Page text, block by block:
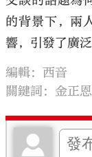
的背景下，兩
響，引發了廣泛
編輯：西音
關鍵詞：金正恩